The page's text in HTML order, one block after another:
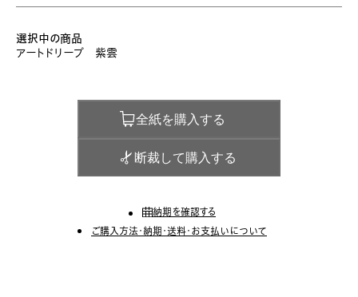
選択中の商品
アートドリープ 紫雲
全紙を購入する
断裁して購入する
納期を確認する
ご購入方法・納期・送料・お支払いについて